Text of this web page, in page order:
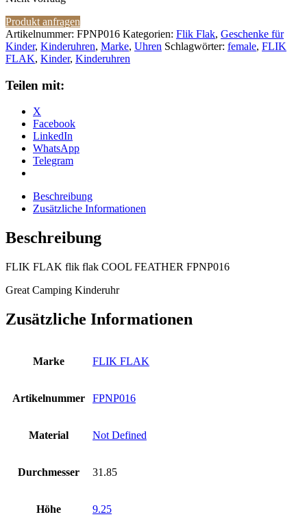
Produkt anfragen
Artikelnummer: FPNP016 Kategorien: Flik Flak, Geschenke für
Kinder, Kinderuhren, Marke, Uhren Schlagwörter: female, FLIK
FLAK, Kinder, Kinderuhren
Teilen mit:
X
Facebook
LinkedIn
WhatsApp
Telegram
Beschreibung
Zusätzliche Informationen
Beschreibung
FLIK FLAK flik flak COOL FEATHER FPNP016
Great Camping Kinderuhr
Zusätzliche Informationen
Marke FLIK FLAK
Artikelnummer FPNP016
Material Not Defined
Durchmesser 31.85
Höhe 9.25